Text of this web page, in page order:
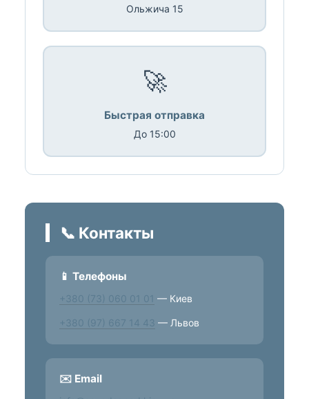
Ольжича 15
🚀
Быстрая отправка
До 15:00
📞 Контакты
📱 Телефоны
+380 (73) 060 01 01 — Киев
+380 (97) 667 14 43 — Львов
✉️ Email